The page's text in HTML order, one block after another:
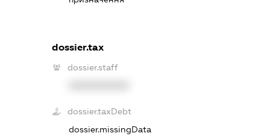
dossier.tax
dossier.staff
dossier.taxDebt
dossier.missingData